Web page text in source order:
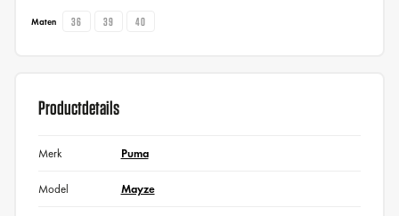
Maten 36 39 40
Productdetails
Merk Puma
Model Mayze